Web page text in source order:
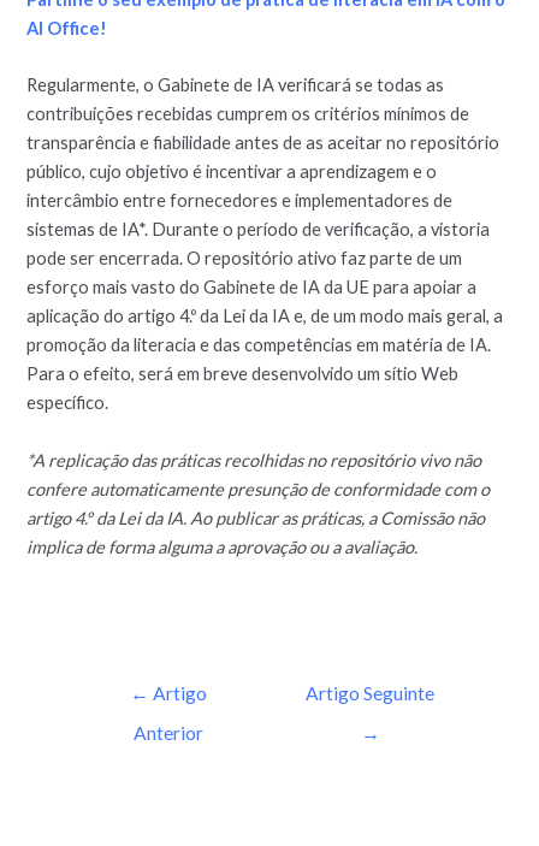
AI Office!
Regularmente, o Gabinete de IA verificará se todas as
contribuições recebidas cumprem os critérios mínimos de
transparência e fiabilidade antes de as aceitar no repositório
público, cujo objetivo é incentivar a aprendizagem e o
intercâmbio entre fornecedores e implementadores de
sistemas de IA*. Durante o período de verificação, a vistoria
pode ser encerrada. O repositório ativo faz parte de um
esforço mais vasto do Gabinete de IA da UE para apoiar a
aplicação do artigo 4.º da Lei da IA e, de um modo mais geral, a
promoção da literacia e das competências em matéria de IA.
Para o efeito, será em breve desenvolvido um sítio Web
específico.
*A replicação das práticas recolhidas no repositório vivo não
confere automaticamente presunção de conformidade com o
artigo 4.º da Lei da IA. Ao publicar as práticas, a Comissão não
implica de forma alguma a aprovação ou a avaliação.
← Artigo
Anterior
Artigo Seguinte
→